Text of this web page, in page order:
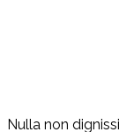
Nulla non